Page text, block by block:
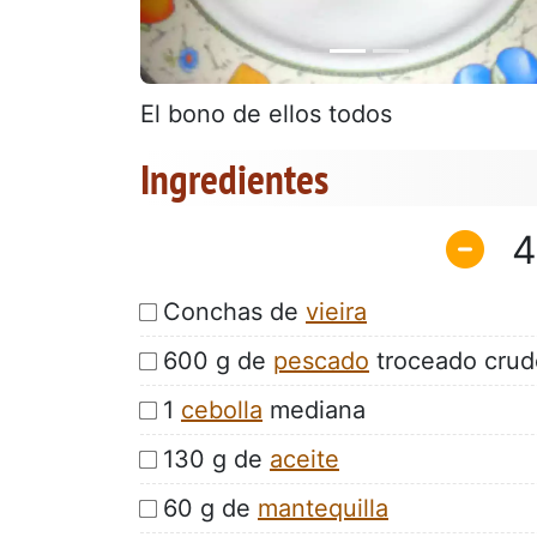
El bono de ellos todos
Ingredientes
4
Conchas de vieira
600 g de pescado troceado
1 cebolla mediana
130 g de aceite
60 g de mantequilla